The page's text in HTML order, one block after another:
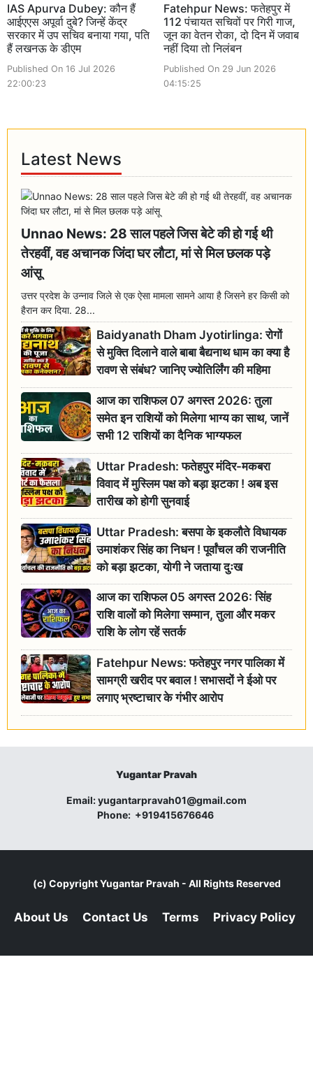
IAS Apurva Dubey: कौन हैं
आईएएस अपूर्वा दुबे? जिन्हें केंद्र
सरकार में उप सचिव बनाया गया, पति
हैं लखनऊ के डीएम
Published On 16 Jul 2026
22:00:23
Fatehpur News: फतेहपुर में
112 पंचायत सचिवों पर गिरी गाज,
जून का वेतन रोका, दो दिन में जवाब
नहीं दिया तो निलंबन
Published On 29 Jun 2026
04:15:25
Latest News
Unnao News: 28 साल पहले जिस बेटे की हो गई थी
तेरहवीं, वह अचानक जिंदा घर लौटा, मां से मिल छलक पड़े
आंसू
उत्तर प्रदेश के उन्नाव जिले से एक ऐसा मामला सामने आया है जिसने हर किसी को
हैरान कर दिया. 28...
Baidyanath Dham Jyotirlinga: रोगों
से मुक्ति दिलाने वाले बाबा बैद्यनाथ धाम का क्या है
रावण से संबंध? जानिए ज्योतिर्लिंग की महिमा
आज का राशिफल 07 अगस्त 2026: तुला
समेत इन राशियों को मिलेगा भाग्य का साथ, जानें
सभी 12 राशियों का दैनिक भाग्यफल
Uttar Pradesh: फतेहपुर मंदिर-मकबरा
विवाद में मुस्लिम पक्ष को बड़ा झटका ! अब इस
तारीख को होगी सुनवाई
Uttar Pradesh: बसपा के इकलौते विधायक
उमाशंकर सिंह का निधन ! पूर्वांचल की राजनीति
को बड़ा झटका, योगी ने जताया दुःख
आज का राशिफल 05 अगस्त 2026: सिंह
राशि वालों को मिलेगा सम्मान, तुला और मकर
राशि के लोग रहें सतर्क
Fatehpur News: फतेहपुर नगर पालिका में
सामग्री खरीद पर बवाल ! सभासदों ने ईओ पर
लगाए भ्रष्टाचार के गंभीर आरोप
Yugantar Pravah
Email:yugantarpravah01@gmail.com
Phone: +919415676646
(c) CopyrightYugantar Pravah - All Rights Reserved
About Us Contact Us Terms Privacy Policy